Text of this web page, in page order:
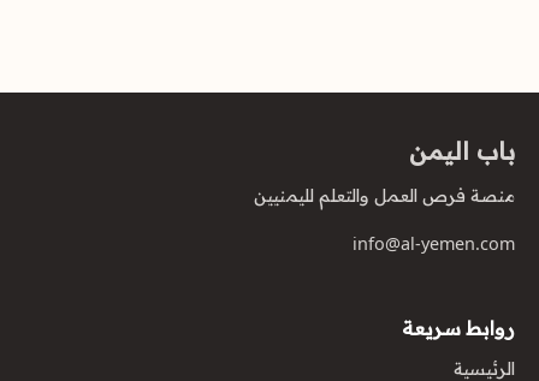
باب اليمن
منصة فرص العمل والتعلم لليمنيين
info@al-yemen.com
روابط سريعة
الرئيسية